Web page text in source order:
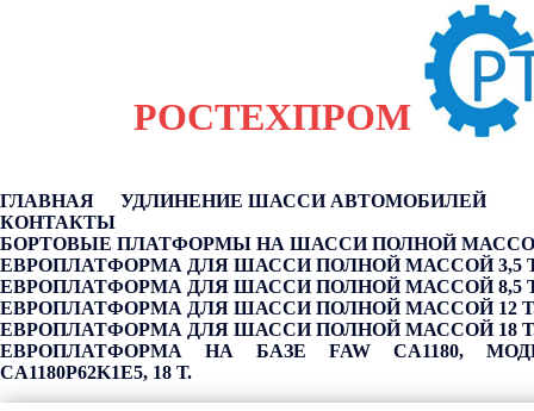
РОСТЕХПРОМ
ГЛАВНАЯ
УДЛИНЕНИЕ ШАССИ АВТОМОБИЛЕЙ
КОНТАКТЫ
БОРТОВЫЕ ПЛАТФОРМЫ НА ШАССИ ПОЛНОЙ
ЕВРОПЛАТФОРМА ДЛЯ ШАССИ ПОЛНОЙ МАССОЙ 3,5
ЕВРОПЛАТФОРМА ДЛЯ ШАССИ ПОЛНОЙ МАССОЙ 8,5
ЕВРОПЛАТФОРМА ДЛЯ ШАССИ ПОЛНОЙ МАССОЙ 12
ЕВРОПЛАТФОРМА ДЛЯ ШАССИ ПОЛНОЙ МАССОЙ 18
ЕВРОПЛАТФОРМА НА БАЗЕ FAW CA1180,
CA1180P62K1E5, 18 Т.